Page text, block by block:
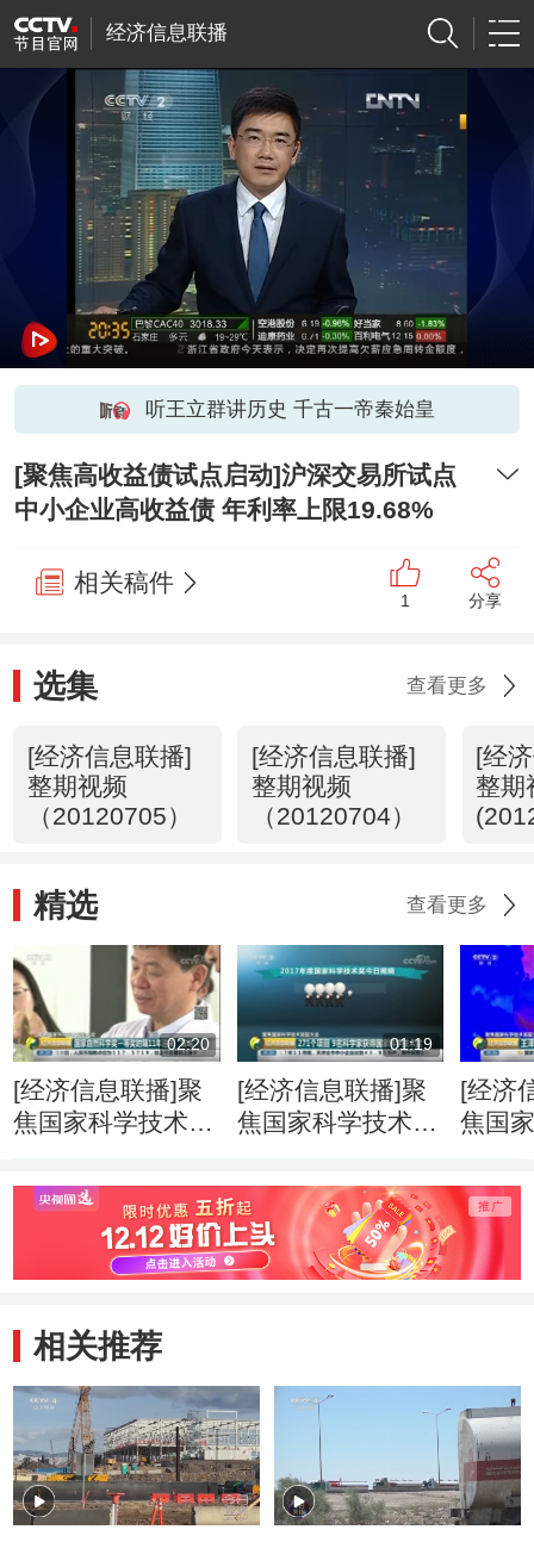
经济信息联播
听王立群讲历史 千古一帝秦始皇
[聚焦高收益债试点启动]沪深交易所试点
中小企业高收益债 年利率上限19.68%
相关稿件
1 分享
选集 查看更多
[经济信息联播]
整期视频
（20120705）
[经济信息联播]
整期视频
（20120704）
[经
整期
精选 查看更多
02:20
[经济信息联播]聚
焦国家科学技术奖
科学奖一等奖时隔
11年迎来“双响”
01:19
[经济信息联播]聚
焦国家科学技术奖
9名科学家获得国
家科学技术奖
[经济
焦国
云德
家最
相关推荐